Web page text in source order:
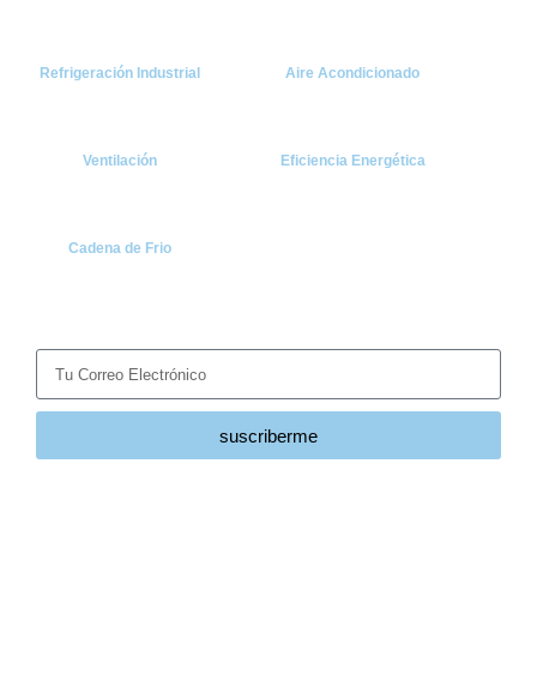
Refrigeración Industrial Aire Acondicionado
Ventilación Eficiencia Energética
Cadena de Frio
suscriberme